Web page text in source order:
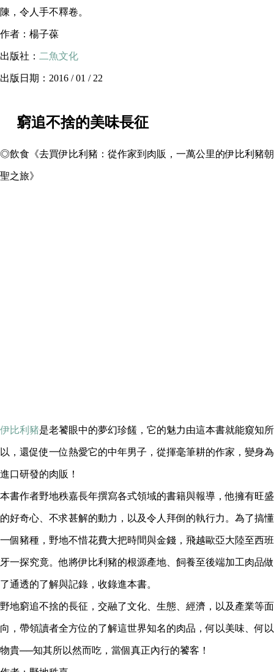
陳，令人手不釋卷。
作者：楊子葆
出版社： 二魚文化
出版日期：2016 / 01 / 22
窮追不捨的美味長征
◎飲食《去買伊比利豬：從作家到肉販，一萬公里的伊比利豬朝
聖之旅》
伊比利豬是老饕眼中的夢幻珍饈，它的魅力由這本書就能窺知所
以，還促使一位熱愛它的中年男子，從揮毫筆耕的作家，變身為
進口研發的肉販！
本書作者野地秩嘉長年撰寫各式領域的書籍與報導，他擁有旺盛
的好奇心、不求甚解的動力，以及令人拜倒的執行力。為了搞懂
一個豬種，野地不惜花費大把時間與金錢，飛越歐亞大陸至西班
牙一探究竟。他將伊比利豬的根源產地、飼養至後端加工肉品做
了通透的了解與記錄，收錄進本書。
野地窮追不捨的長征，交融了文化、生態、經濟，以及產業等面
向，帶領讀者全方位的了解這世界知名的肉品，何以美味、何以
物貴──知其所以然而吃，當個真正內行的饕客！